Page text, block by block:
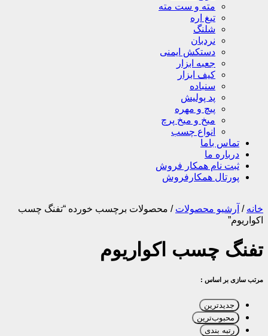
مته و ست مته
تیغ اره
شلنگ
نردبان
دستکش ایمنی
جعبه ابزار
کیف ابزار
سنباده
پد پولیش
پیچ و مهره
میخ و میخ پرچ
انواع چسب
تماس باما
درباره ما
ثبت نام همکار فروش
پورتال همکارفروش
خانه / آرشیو محصولات / محصولات برچسب خورده “تفنگ چسب
اکواریوم”
تفنگ چسب اکواریوم
مرتب سازی بر اساس :
جدیدترین
محبوب‌ترین
رتبه بندی